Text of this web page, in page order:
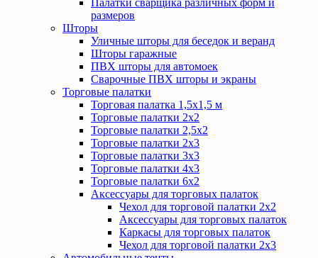
Палатки сварщика различных форм и
размеров
Шторы
Уличные шторы для беседок и веранд
Шторы гаражные
ПВХ шторы для автомоек
Сварочные ПВХ шторы и экраны
Торговые палатки
Торговая палатка 1,5х1,5 м
Торговые палатки 2х2
Торговые палатки 2,5х2
Торговые палатки 2х3
Торговые палатки 3х3
Торговые палатки 4х3
Торговые палатки 6х2
Аксессуары для торговых палаток
Чехол для торговой палатки 2х2
Аксессуары для торговых палаток
Каркасы для торговых палаток
Чехол для торговой палатки 2х3